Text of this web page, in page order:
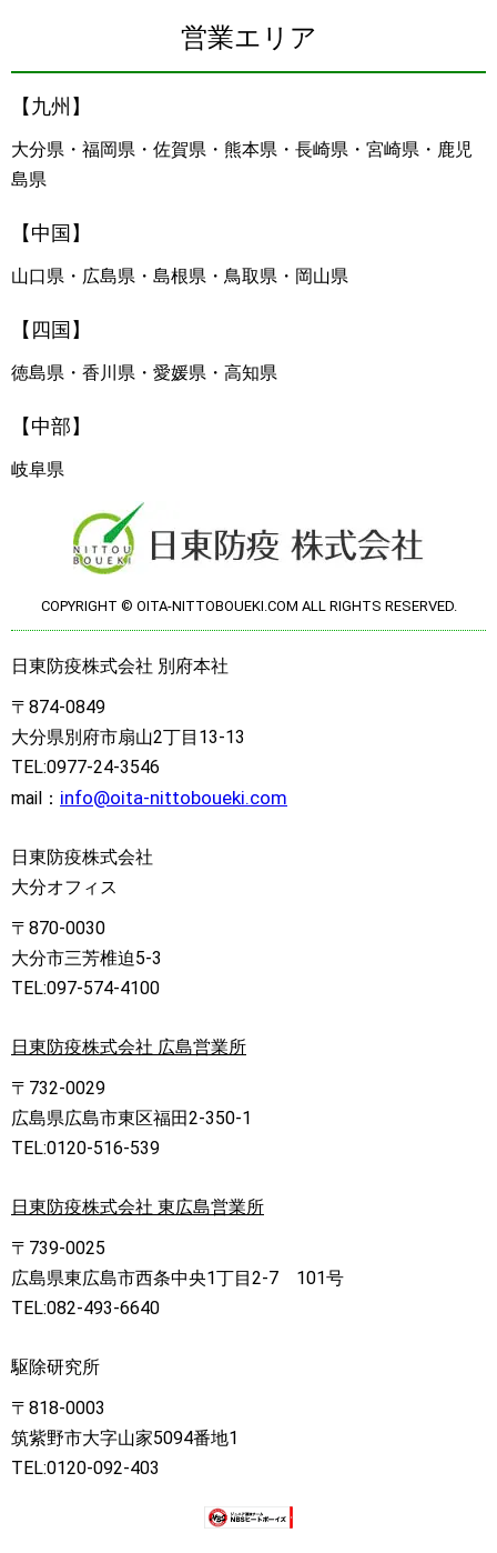
営業エリア
【九州】
大分県・福岡県・佐賀県・熊本県・長崎県・宮崎県・鹿児
島県
【中国】
山口県・広島県・島根県・鳥取県・岡山県
【四国】
徳島県・香川県・愛媛県・高知県
【中部】
岐阜県
COPYRIGHT © OITA-NITTOBOUEKI.COM ALL RIGHTS RESERVED.
日東防疫株式会社 別府本社
〒874-0849
大分県別府市扇山2丁目13-13
TEL:0977-24-3546
mail： info@oita-nittoboueki.com
日東防疫株式会社
大分オフィス
〒870-0030
大分市三芳椎迫5-3
TEL:097-574-4100
日東防疫株式会社 広島営業所
〒732-0029
広島県広島市東区福田2-350-1
TEL:0120-516-539
日東防疫株式会社 東広島営業所
〒739-0025
広島県東広島市西条中央1丁目2-7 101号
TEL:082-493-6640
駆除研究所
〒818-0003
筑紫野市大字山家5094番地1
TEL:0120-092-403